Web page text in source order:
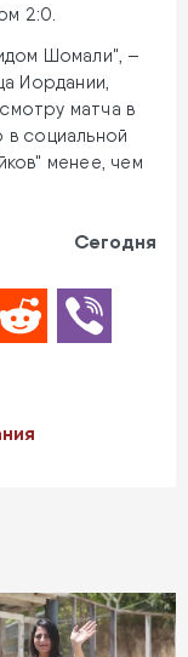
2:0.
Шомали", –
Иордании,
матча в
социальной
менее, чем
Сегодня
Reddit